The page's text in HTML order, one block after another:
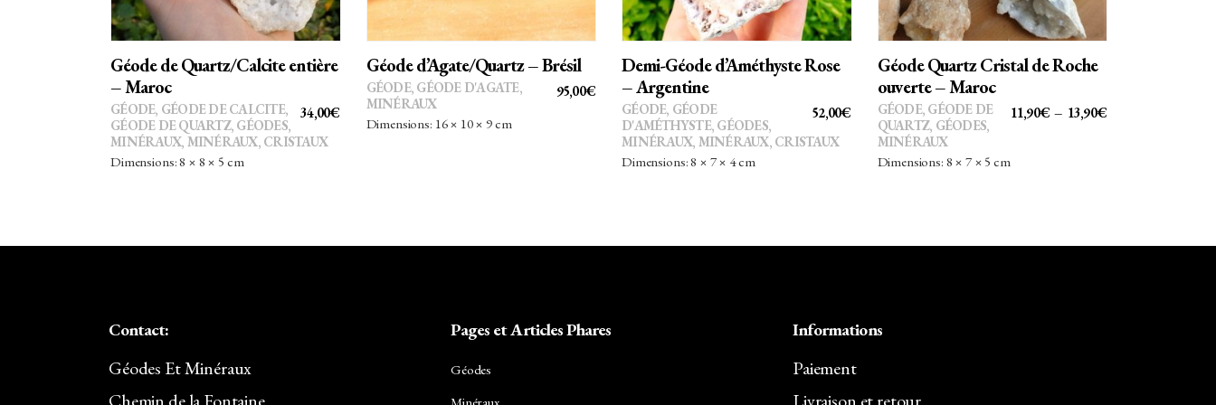
Géode de Quartz/Calcite entière
– Maroc
34,00€
GÉODE, GÉODE DE CALCITE,
GÉODE DE QUARTZ, GÉODES,
MINÉRAUX, MINÉRAUX, CRISTAUX
Dimensions: 8 × 8 × 5 cm
Géode d’Agate/Quartz – Brésil
95,00€
GÉODE, GÉODE D'AGATE,
MINÉRAUX
Dimensions: 16 × 10 × 9 cm
Demi-Géode d’Améthyste Rose
– Argentine
52,00€
GÉODE, GÉODE
D'AMÉTHYSTE, GÉODES,
MINÉRAUX, MINÉRAUX, CRISTAUX
Dimensions: 8 × 7 × 4 cm
peuvent
choisies
Géode Quartz Cristal de Roche
ouverte – Maroc
11,90€ – 13,90€PLAGE
GÉODE, GÉODE DE
QUARTZ, GÉODES,
MINÉRAUX
Dimensions: 8 × 7 × 5 cm
Contact:
Géodes Et Minéraux
Pages et Articles Phares
Géodes
Informations
Paiement